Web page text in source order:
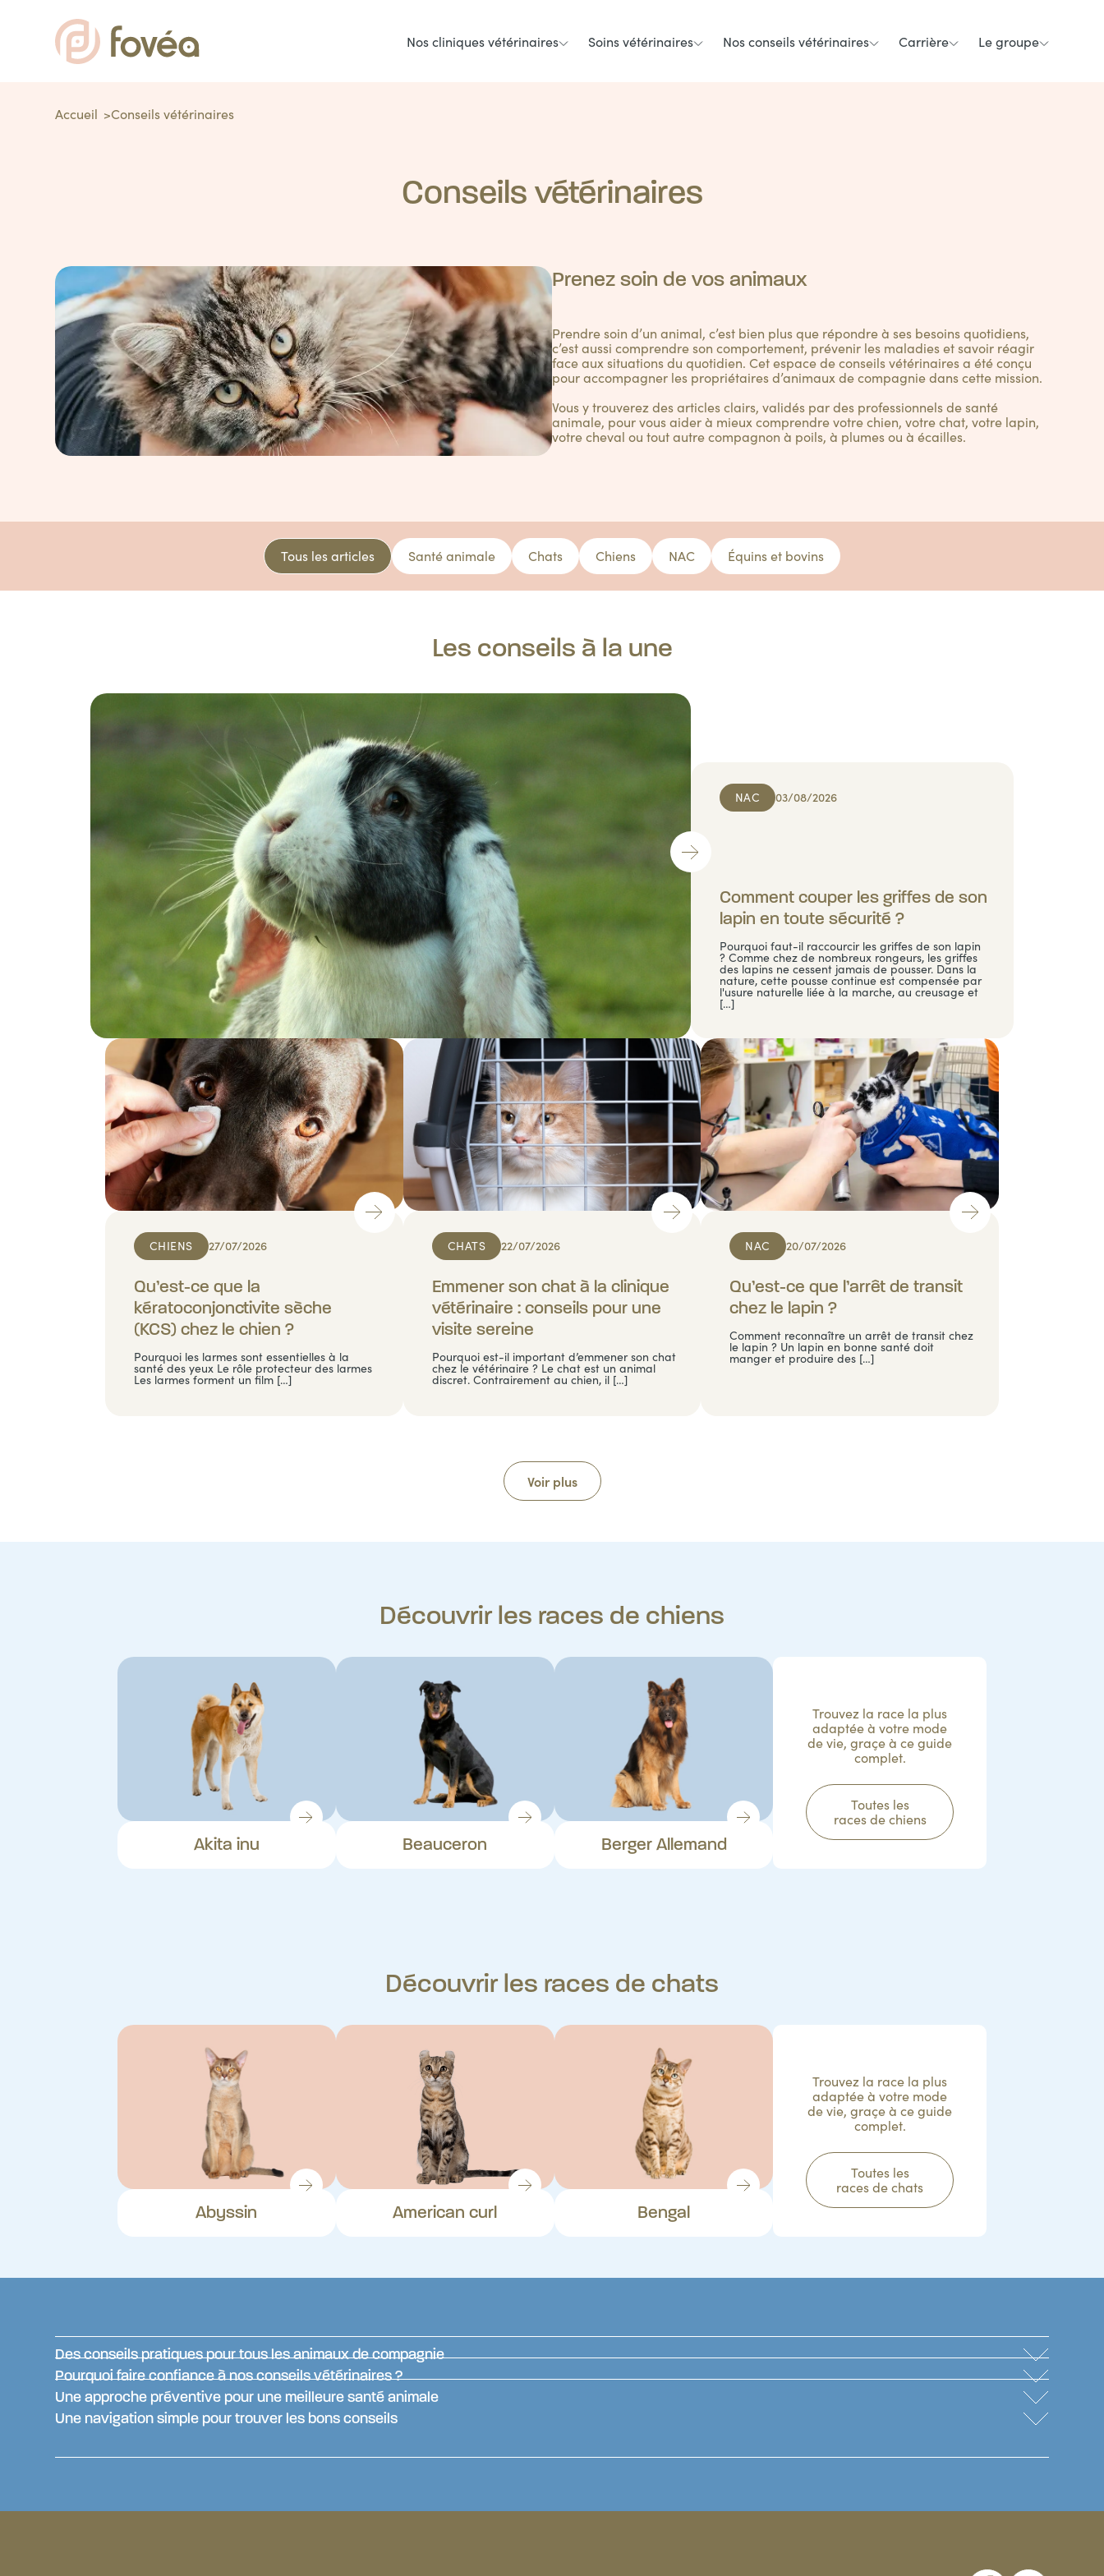
Nos cliniques vétérinaires Soins vétérinaires Nos conseils vétérinaires Carrière Le groupe
Accueil Conseils vétérinaires
Conseils vétérinaires
Prenez soin de vos animaux
Prendre soin d’un animal, c’est bien plus que répondre à ses besoins quotidiens,
c’est aussi comprendre son comportement, prévenir les maladies et savoir réagir
face aux situations du quotidien. Cet espace de conseils vétérinaires a été conçu
pour accompagner les propriétaires d’animaux de compagnie dans cette mission.
Vous y trouverez des articles clairs, validés par des professionnels de santé
animale, pour vous aider à mieux comprendre votre chien, votre chat, votre lapin,
votre cheval ou tout autre compagnon à poils, à plumes ou à écailles.
Tous les articles Santé animale Chats Chiens NAC Équins et bovins
Les conseils à la une
NAC 03/08/2026
Comment couper les griffes de son
lapin en toute sécurité ?
Pourquoi faut-il raccourcir les griffes de son lapin
? Comme chez de nombreux rongeurs, les griffes
des lapins ne cessent jamais de pousser. Dans la
nature, cette pousse continue est compensée par
l'usure naturelle liée à la marche, au creusage et
[…]
CHIENS 27/07/2026
Qu’est-ce que la
kératoconjonctivite sèche
(KCS) chez le chien ?
Pourquoi les larmes sont essentielles à la
santé des yeux Le rôle protecteur des larmes
Les larmes forment un film […]
CHATS 22/07/2026
Emmener son chat à la clinique
vétérinaire : conseils pour une
visite sereine
Pourquoi est-il important d’emmener son chat
chez le vétérinaire ? Le chat est un animal
discret. Contrairement au chien, il […]
NAC 20/07/2026
Qu’est-ce que l’arrêt de transit
chez le lapin ?
Comment reconnaître un arrêt de transit chez
le lapin ? Un lapin en bonne santé doit
manger et produire des […]
Voir plus
Découvrir les races de chiens
Akita inu Beauceron Berger Allemand
Trouvez la race la plus
adaptée à votre mode
de vie, graçe à ce guide
complet.
Toutes les
races de chiens
Découvrir les races de chats
Abyssin American curl Bengal
Trouvez la race la plus
adaptée à votre mode
de vie, graçe à ce guide
complet.
Toutes les
races de chats
Des conseils pratiques pour tous les animaux de compagnie
Pourquoi faire confiance à nos conseils vétérinaires ?
Une approche préventive pour une meilleure santé animale
Une navigation simple pour trouver les bons conseils